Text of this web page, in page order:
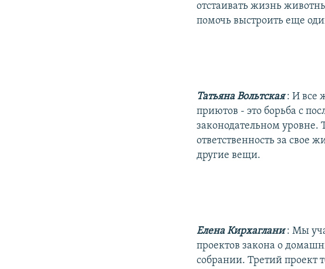
отстаивать жизнь
помочь выстроить еще
Татьяна Вольтская: И все
приютов - это борьба с
законодательном уровне.
ответственность за свое
другие вещи.
Елена Кирхаглани: Мы
проектов закона о
собрании. Третий проект